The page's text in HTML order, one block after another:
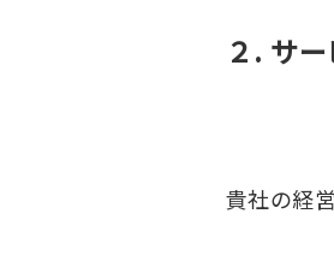
２. サ
貴社の経